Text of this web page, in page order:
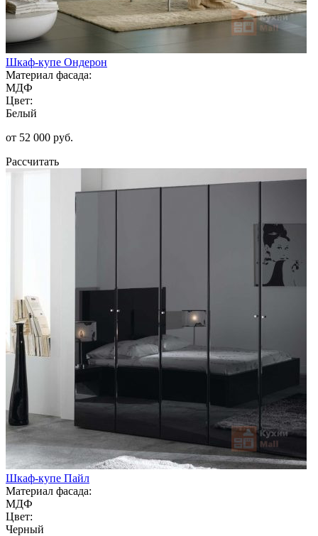
Шкаф-купе Ондерон
Материал фасада:
МДФ
Цвет:
Белый
от 52 000 руб.
Рассчитать
Шкаф-купе Пайл
Материал фасада:
МДФ
Цвет:
Черный